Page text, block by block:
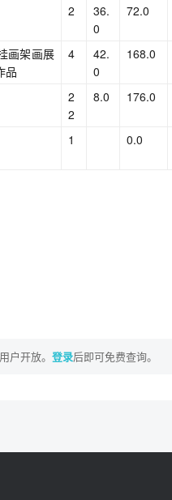
2
36.
0
72.0
画架画展
品
4
42.
0
168.0
2
2
8.0 176.0
1 0.0
户开放。 登录后即可免费查询。